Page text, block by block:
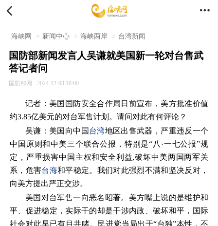
 
海峡网 > 新闻中心 > 海峡两岸 > 台湾新闻
国防部新闻发言人吴谦就美国新一轮对台售武
答记者问
国防部网 2024-12-03 18:00
记者：美国国防安全合作局日前宣布，美方批准价值
约3.85亿美元的对台军售计划。请问对此有何评论？
吴谦：美国向中国台湾地区出售武器，严重违反一个
中国原则和中美三个联合公报，特别是“八·一七公报”规
定，严重损害中国主权和安全利益,破坏中美两国两军关
系，危害台海和平稳定。我们对此强烈不满和坚决反对，
向美方提出严正交涉。
美国对台军售一向恶名昭著。美方嘴上说的是维护和
平、促进稳定，实际干的却是干涉内政、破坏和平，国际
社会对此早已有目共睹。民进党当局出于“台独”本性，不